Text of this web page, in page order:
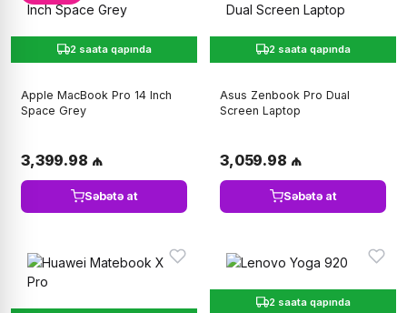
2 saata qapında
Apple MacBook Pro 14 Inch
Space Grey
3,399.98 ₼
Səbətə at
2 saata qapında
Asus Zenbook Pro Dual
Screen Laptop
3,059.98 ₼
Səbətə at
2 saata qapında